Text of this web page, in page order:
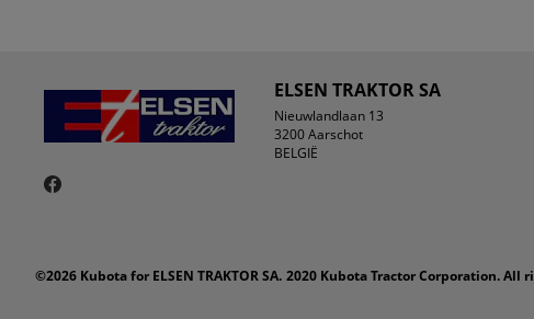
ELSEN TRAKTOR SA
Nieuwlandlaan 13
3200 Aarschot
BELGIË
©2026 Kubota for ELSEN TRAKTOR SA. 2020 Kubota Tractor Corporation. All